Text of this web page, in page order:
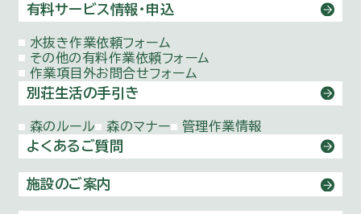
有料サービス情報・申込
水抜き作業依頼フォーム
その他の有料作業依頼フォーム
作業項目外お問合せフォーム
別荘生活の手引き
森のルール 森のマナー 管理作業情報
よくあるご質問
施設のご案内